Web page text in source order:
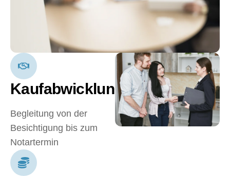
Kaufabwicklung
Begleitung von der
Besichtigung bis zum
Notartermin